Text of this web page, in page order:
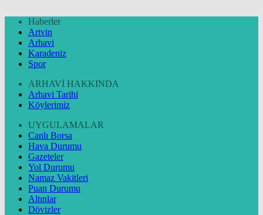
Haberler
Artvin
Arhavi
Karadeniz
Spor
ARHAVİ HAKKINDA
Arhavi Tarihi
Köylerimiz
UYGULAMALAR
Canlı Borsa
Hava Durumu
Gazeteler
Yol Durumu
Namaz Vakitleri
Puan Durumu
Altınlar
Dövizler